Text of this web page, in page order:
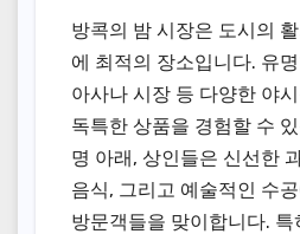
방콕의 밤 시장은 도시의
에 최적의 장소입니다. 유
아사나 시장 등 다양한 야
독특한 상품을 경험할 수
명 아래, 상인들은 신선한
음식, 그리고 예술적인 수
방문객들을 맞이합니다.